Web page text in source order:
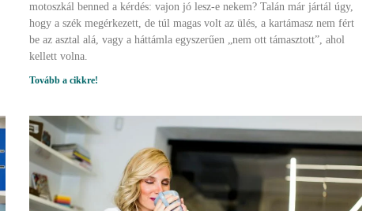
motoszkál benned a kérdés: vajon jó lesz-e nekem? Talán már jártál úgy,
hogy a szék megérkezett, de túl magas volt az ülés, a kartámasz nem fért
be az asztal alá, vagy a háttámla egyszerűen „nem ott támasztott”, ahol
kellett volna.
Tovább a cikkre!